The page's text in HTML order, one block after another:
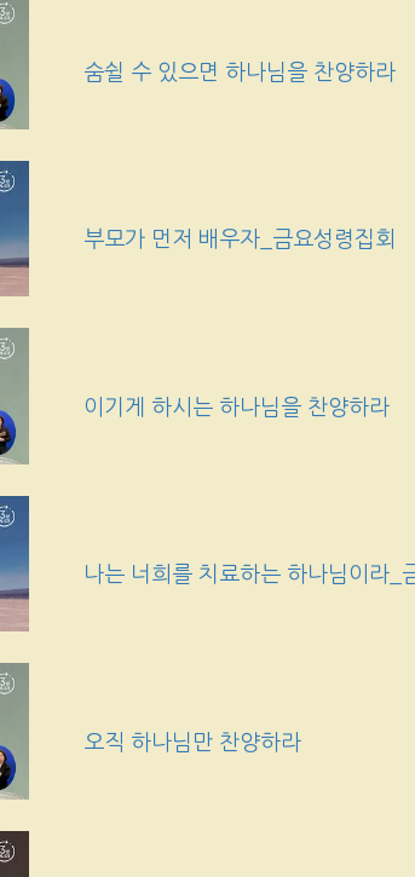
숨쉴 수 있으면 하나님을 찬양하라
부모가 먼저 배우자_금요성령집회
이기게 하시는 하나님을 찬양하라
나는 너희를 치료하는 하나님이라_
오직 하나님만 찬양하라